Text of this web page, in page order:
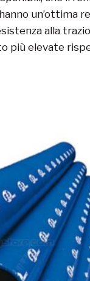
un’ottima
alla
più elevate